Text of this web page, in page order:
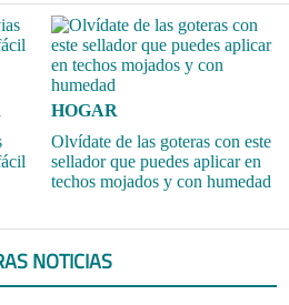
HOGAR
Olvídate de las goteras con este
sellador que puedes aplicar en
techos mojados y con humedad
NOTICIAS